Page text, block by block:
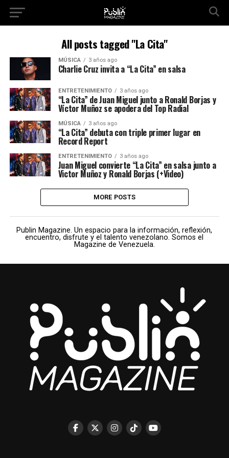
All posts tagged "La Cita"
MÚSICA 3 años ago
Charlie Cruz invita a “La Cita” en salsa
ENTRETENIMIENTO 3 años ago
“La Cita” de Juan Miguel junto a Ronald Borjas y
Víctor Muñoz se apodera del Top Radial
MÚSICA 3 años ago
“La Cita” debuta con triple primer lugar en
Record Report
ENTRETENIMIENTO 3 años ago
Juan Miguel convierte “La Cita” en salsa junto a
Victor Muñoz y Ronald Borjas (+Video)
MORE POSTS
Publin Magazine. Un espacio para la información, reflexión,
encuentro, disfrute y el talento venezolano. Somos el
Magazine de Venezuela.